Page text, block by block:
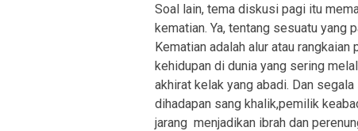
Soal lain, tema diskusi pagi itu
kematian. Ya, tentang sesuatu yang
Kematian adalah alur atau
kehidupan di dunia yang sering
akhirat kelak yang abadi. Dan
dihadapan sang khalik,pemilik
jarang menjadikan ibrah dan